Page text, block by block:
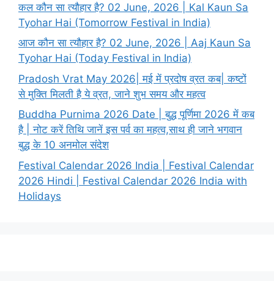
कल कौन सा त्यौहार है? 02 June, 2026 | Kal Kaun Sa
Tyohar Hai (Tomorrow Festival in India)
आज कौन सा त्यौहार है? 02 June, 2026 | Aaj Kaun Sa
Tyohar Hai (Today Festival in India)
Pradosh Vrat May 2026| मई में प्रदोष व्रत कब| कष्टों
से मुक्ति मिलती है ये व्रत, जाने शुभ समय और महत्व
Buddha Purnima 2026 Date | बुद्ध पूर्णिमा 2026 में कब
है | नोट करें तिथि जानें इस पर्व का महत्व,साथ ही जाने भगवान
बुद्ध के 10 अनमोल संदेश
Festival Calendar 2026 India | Festival Calendar
2026 Hindi | Festival Calendar 2026 India with
Holidays